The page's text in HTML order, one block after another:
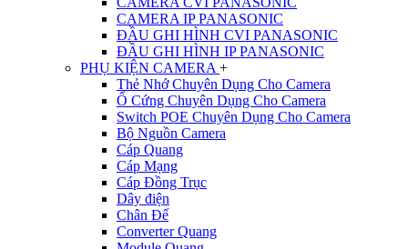
CAMERA IP PANASONIC
ĐẦU GHI HÌNH CVI PANASONIC
ĐẦU GHI HÌNH IP PANASONIC
PHỤ KIỆN CAMERA +
Thẻ Nhớ Chuyên Dụng Cho Camera
Ổ Cứng Chuyên Dụng Cho Camera
Switch POE Chuyên Dụng Cho Camera
Bộ Nguồn Camera
Cáp Quang
Cáp Mạng
Cáp Đồng Trục
Dây điện
Chân Đế
Converter Quang